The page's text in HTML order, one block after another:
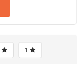
1